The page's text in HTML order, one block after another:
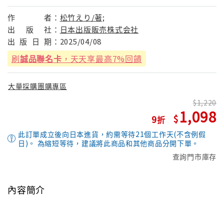
作 者： 松竹えり/著;
出
版 社： 日本出版販売株式会社
出 版 日 期： 2025/04/08
刷誠品聯名卡 ，天天享最高7%回饋
大量採購團購專區
9
1,220
1,098
此訂單成立後向日本進貨，約需等待21個工作天(不含例假
日)。 為縮短等待，建議將此商品和其他商品分開下單。
查詢門市庫存
內容簡介